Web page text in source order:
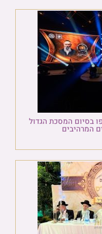
בסיום המסכת הגדול
המרהיבים